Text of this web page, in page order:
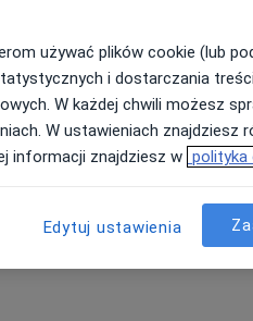
Jutro
9 Sie
Pon,
10 Sie
Wt,
11 Sie
używać plików cookie (lub
i dostarczania
W każdej chwili możesz
W ustawieniach znajdziesz
informacji znajdziesz w polityka
Edytuj ustawienia